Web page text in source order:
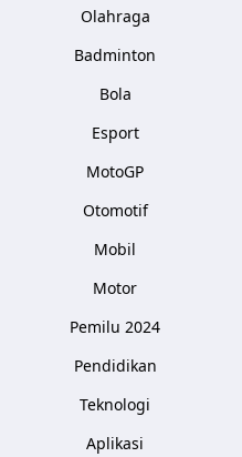
Olahraga
Badminton
Bola
Esport
MotoGP
Otomotif
Mobil
Motor
Pemilu 2024
Pendidikan
Teknologi
Aplikasi